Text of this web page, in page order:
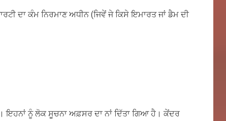
ਦਾ ਕੰਮ ਨਿਰਮਾਣ ਅਧੀਨ (ਜਿਵੇਂ ਜੇ ਕਿਸੇ ਇਮਾਰਤ ਜਾਂ ਡੈਮ ਦੀ
ਇਹਨਾਂ ਨੂੰ ਲੋਕ ਸੂਚਨਾ ਅਫ਼ਸਰ ਦਾ ਨਾਂ ਦਿੱਤਾ ਗਿਆ ਹੈ। ਕੇਂਦਰ